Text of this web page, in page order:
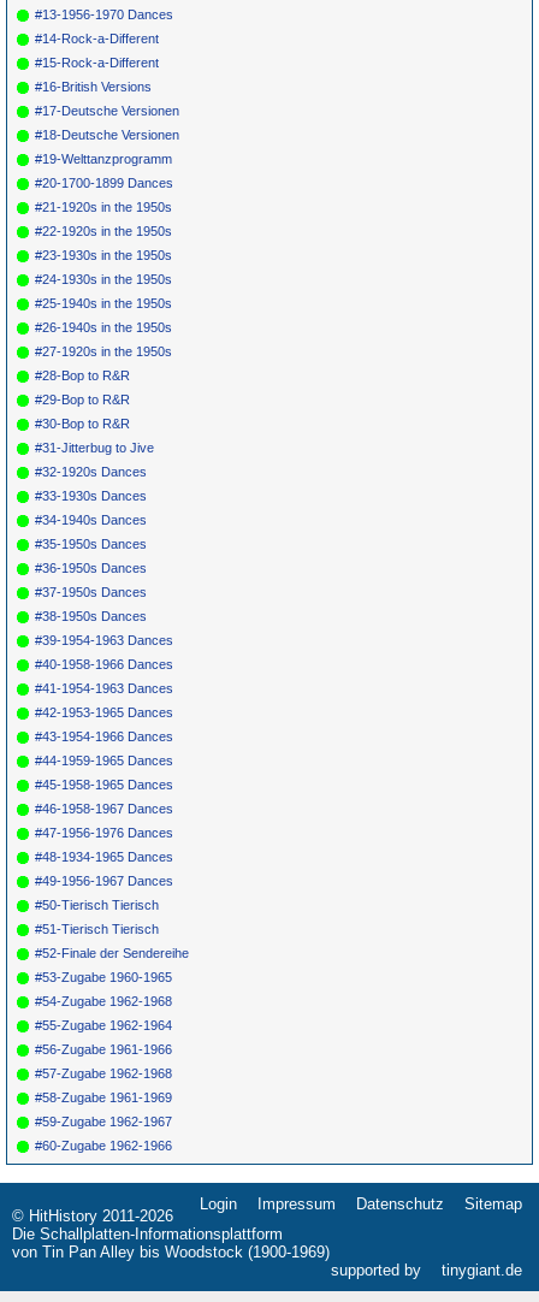
#13-1956-1970 Dances
#14-Rock-a-Different
#15-Rock-a-Different
#16-British Versions
#17-Deutsche Versionen
#18-Deutsche Versionen
#19-Welttanzprogramm
#20-1700-1899 Dances
#21-1920s in the 1950s
#22-1920s in the 1950s
#23-1930s in the 1950s
#24-1930s in the 1950s
#25-1940s in the 1950s
#26-1940s in the 1950s
#27-1920s in the 1950s
#28-Bop to R&R
#29-Bop to R&R
#30-Bop to R&R
#31-Jitterbug to Jive
#32-1920s Dances
#33-1930s Dances
#34-1940s Dances
#35-1950s Dances
#36-1950s Dances
#37-1950s Dances
#38-1950s Dances
#39-1954-1963 Dances
#40-1958-1966 Dances
#41-1954-1963 Dances
#42-1953-1965 Dances
#43-1954-1966 Dances
#44-1959-1965 Dances
#45-1958-1965 Dances
#46-1958-1967 Dances
#47-1956-1976 Dances
#48-1934-1965 Dances
#49-1956-1967 Dances
#50-Tierisch Tierisch
#51-Tierisch Tierisch
#52-Finale der Sendereihe
#53-Zugabe 1960-1965
#54-Zugabe 1962-1968
#55-Zugabe 1962-1964
#56-Zugabe 1961-1966
#57-Zugabe 1962-1968
#58-Zugabe 1961-1969
#59-Zugabe 1962-1967
#60-Zugabe 1962-1966
Navigation
überspringen
Login Impressum Datenschutz Sitemap
© HitHistory 2011-2026
Die Schallplatten-Informationsplattform
von Tin Pan Alley bis Woodstock (1900-1969)
supported by
tinygiant.de